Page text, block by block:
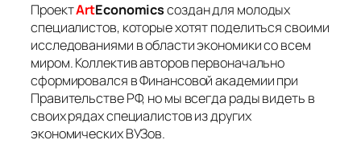
ПроектArtEconomicsсоздан для молодых
специалистов, которые хотят поделиться своими
исследованиями в области экономики со всем
миром. Коллектив авторов первоначально
сформировался в Финансовой академии при
Правительстве РФ, но мы всегда рады видеть в
своих рядах специалистов из других
экономических ВУЗов.